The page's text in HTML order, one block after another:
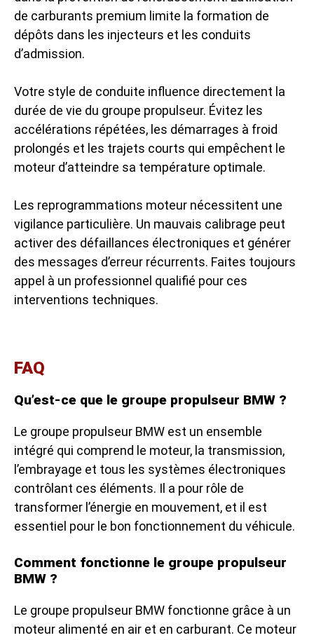
de carburants premium limite la formation de
dépôts dans les injecteurs et les conduits
d’admission.
Votre style de conduite influence directement la
durée de vie du groupe propulseur. Évitez les
accélérations répétées, les démarrages à froid
prolongés et les trajets courts qui empêchent le
moteur d’atteindre sa température optimale.
Les reprogrammations moteur nécessitent une
vigilance particulière. Un mauvais calibrage peut
activer des défaillances électroniques et générer
des messages d’erreur récurrents. Faites toujours
appel à un professionnel qualifié pour ces
interventions techniques.
FAQ
Qu’est-ce que le groupe propulseur BMW ?
Le groupe propulseur BMW est un ensemble
intégré qui comprend le moteur, la transmission,
l’embrayage et tous les systèmes électroniques
contrôlant ces éléments. Il a pour rôle de
transformer l’énergie en mouvement, et il est
essentiel pour le bon fonctionnement du véhicule.
Comment fonctionne le groupe propulseur
BMW ?
Le groupe propulseur BMW fonctionne grâce à un
moteur alimenté en air et en carburant. Ce moteur